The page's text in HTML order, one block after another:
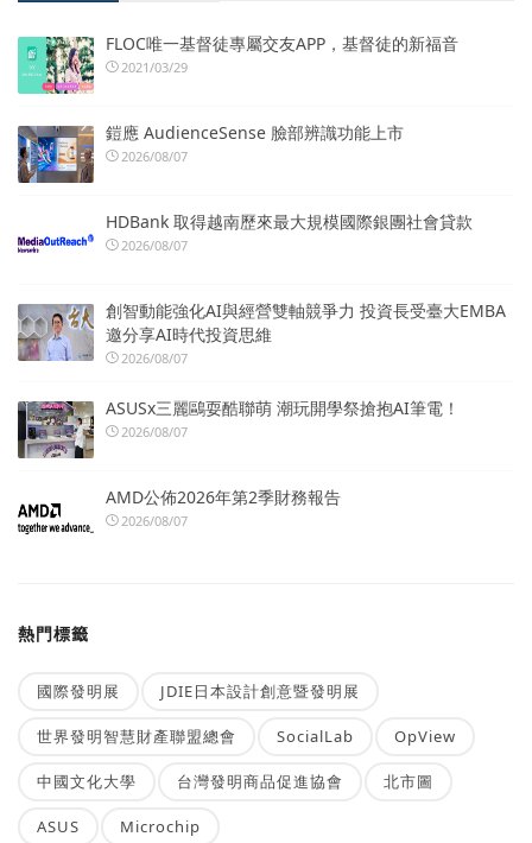
FLOC唯一基督徒專屬交友APP，基督徒的新福音
2021/03/29
鎧應 AudienceSense 臉部辨識功能上市
2026/08/07
HDBank 取得越南歷來最大規模國際銀團社會貸款
2026/08/07
創智動能強化AI與經營雙軸競爭力 投資長受臺大EMBA
邀分享AI時代投資思維
2026/08/07
ASUSx三麗鷗耍酷聯萌 潮玩開學祭搶抱AI筆電！
2026/08/07
AMD公佈2026年第2季財務報告
2026/08/07
熱門標籤
國際發明展 JDIE日本設計創意暨發明展
世界發明智慧財產聯盟總會 SocialLab OpView
中國文化大學 台灣發明商品促進協會 北市圖
ASUS Microchip